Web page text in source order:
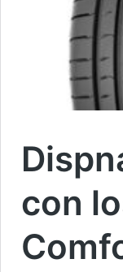
con